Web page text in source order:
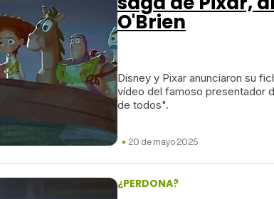
O'Brien
Disney y Pixar anunciaron su
vídeo del famoso presentador
de todos".
20 de mayo 2025
¿PERDONA?